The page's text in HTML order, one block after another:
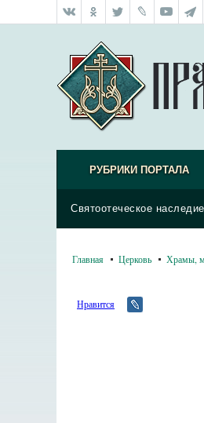
РУБРИКИ ПОРТАЛА
Святоотеческое наследие
Главная Церковь Храмы,
Нравится